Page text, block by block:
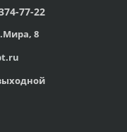
77-22
8